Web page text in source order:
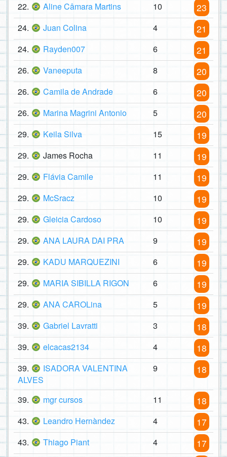
22. Aline Câmara Martins 10 23
24. Juan Colina 4 21
24. Rayden007 6 21
26. Vaneeputa 8 20
26. Camila de Andrade 6 20
26. Marina Magrini Antonio 5 20
29. Keila Silva 15 19
29. James Rocha 11 19
29. Flávia Camile 11 19
29. McSracz 10 19
29. Gleicia Cardoso 10 19
29. ANA LAURA DAI PRA 9 19
29. KADU MARQUEZINI 6 19
29. MARIA SIBILLA RIGON 6 19
29. ANA CAROLina 5 19
39. Gabriel Lavratti 3 18
39. elcacas2134 4 18
39.
ISADORA VALENTINA
ALVES
9 18
39. mgr cursos 11 18
43. Leandro Hernàndez 4 17
43. Thiago Piant 4 17